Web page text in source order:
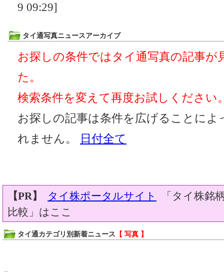
9 09:29]
タイ通写真ニュースアーカイブ
お探しの条件ではタイ通写真の記事が
た。
検索条件を変えて再度お試しください
お探しの記事は条件を広げることに
れません。
日付全て
【PR】 タイ株ポータルサイト
「タイ株銘
比較」はここ
タイ通カテゴリ別新着ニュース 【 写真 】